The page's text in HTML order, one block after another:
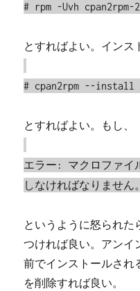
# rpm -Uvh
とすればよい。インス
# cpan2rpm --install
とすればよい。もし、
エラー: マクロファイ
しなければなりません。
というように怒られ
つければ良い。アン
前でインストールさ
を削除すれば良い。